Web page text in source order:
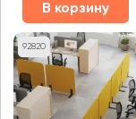
В корзину
92820